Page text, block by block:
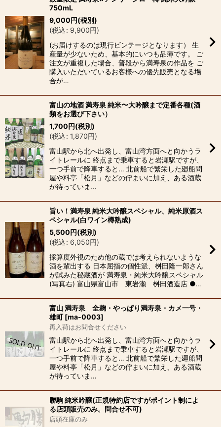
750mL
9,000円(税別)
(税込: 9,900円)
(お届けするのは現行ビンテージとなります） 生
産量が少ないため、基本的にいつも品薄です。 ご
注文が重複した場合、普段から満寿泉の作品を ご
購入いただいているお客様への優先販売となる場
合が…
富山の地酒 満寿泉 純米〜大吟醸まで定番各種(酒
類をお選び下さい）
1,700円(税別)
(税込: 1,870円)
富山駅から北へ出発し、富山湾方面へと向かうラ
イトレールに 終点まで乗車すると岩瀬駅ですが、
一つ手前で降車すると… 北前船で繁栄した廻船問
屋や料亭「松月」などの佇まいに加え、ある酒蔵
が待っていま…
旨い！満寿泉 純米大吟醸スペシャル、純米原酒ス
ペシャル(白ワイン樽熟成)
5,500円(税別)
(税込: 6,050円)
採算度外視のため他の蔵では考えられないような
酒を輩出する 日本屈指の個性派、桝田隆一郎さん
が試みた秘蔵酒が 満寿泉・純米大吟醸スペシャル
(写真右) 富山県富山市 東岩瀬 桝田酒造店 ●…
富山 満寿泉 全麹・やっぱり満寿泉・カメ一号・
雄町 [ma-0003]
再入荷はお問合せください
富山駅から北へ出発し、富山湾方面へと向かうラ
イトレールに 終点まで乗車すると岩瀬駅ですが、
一つ手前で降車すると… 北前船で繁栄した廻船問
屋や料亭「松月」などの佇まいに加え、ある酒蔵
が待っていま…
勝駒 純米吟醸(正規特約店ですがポイント制によ
る店頭販売のみ。問合せ不可)
店頭在庫のみ